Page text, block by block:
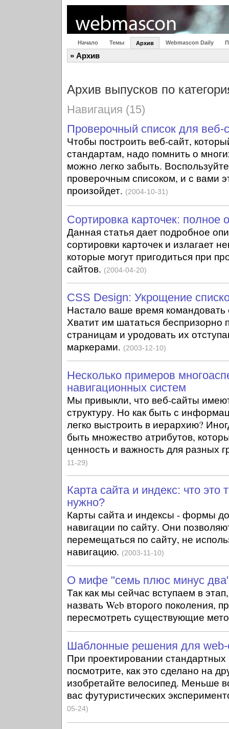
Начало Темы Архив Webmascon Daily
» Архив
Архив выпусков по
Навигация (15)
Проверочный список для веб-
Чтобы построить веб-сайт,
стандартам, надо помнить о
можно легко забыть.
проверочным списоком, и с вами
произойдет. (2004-10-31)
Сортировка карточек: полное
Данная статья дает подробное
сортировки карточек и излагает
которые могут пригодиться при
сайтов. (2004-04-20)
CSS Design: Укрощение
Настало ваше время командовать
Хватит им шататься беспризорно
страницам и уродовать их
маркерами. (2003-12-10)
Несколько примеров
навигационных систем
Мы привыкли, что веб-сайты
структуру. Но как быть с
легко выстроить в иерархию?
быть множество атрибутов,
ценность и важность для разных
11-29)
Карта сайта и индекс: что это
нужно?
Карты сайта и индексы - формы
навигации по сайту. Они
перемещаться по сайту, не
навигацию. (2003-11-10)
О мифе "семь плюс минус
Так как мы сейчас вступаем в
назвать Web второго поколения,
пересмотреть существующие
Шаблонные решения для web-
При проектировании
посмотрите, как это сделано на
изобретайте велосипед. Меньше
вас футуристических
05-24)